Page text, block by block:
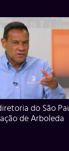
do São
de Arboleda